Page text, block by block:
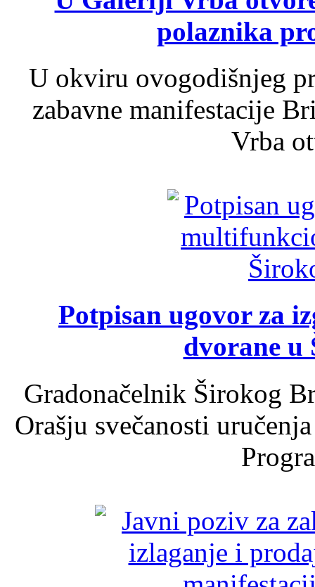
polaznika
U okviru ovogodišnjeg
zabavne manifestacije
Vrba
Potpisan ugovor za
dvorane u
Gradonačelnik Širokog
Orašju svečanosti